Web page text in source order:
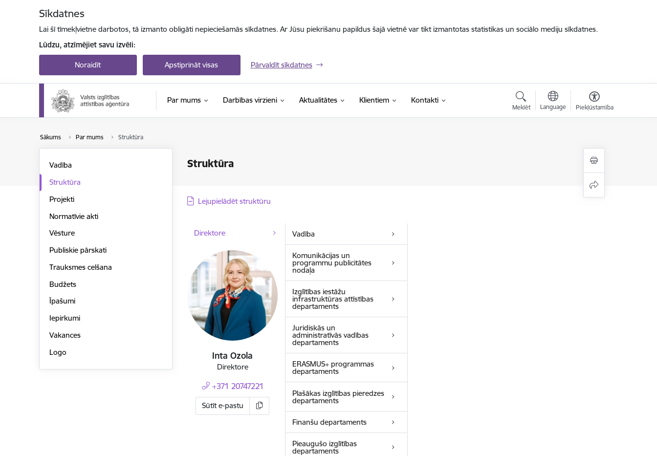
Sīkdatnes
Lai šī tīmekļvietne darbotos, tā izmanto obligāti nepieciešamās sīkdatnes. Ar Jūsu piekrišanu papildus šajā vietnē var tikt izmantotas statistikas un sociālo mediju sīkdatnes.
Lūdzu, atzīmējiet savu izvēli:
Noraidīt Apstiprināt visas Pārvaldīt sīkdatnes
Par mums Darbības virzieni Aktualitātes Klientiem Kontakti
Meklēt Language Piekļūstamība
Sākums Par mums Struktūra
Struktūra
Vadība
Struktūra
Projekti
Normatīvie akti
Vēsture
Publiskie pārskati
Trauksmes celšana
Budžets
Īpašumi
Iepirkumi
Vakances
Logo
Lejupielādēt struktūru
Direktore
Inta Ozola
Direktore
+371 20747221
Sūtīt e-pastu
Vadība
Komunikācijas un
programmu publicitātes
nodaļa
Izglītības iestāžu
infrastruktūras attīstības
departaments
Juridiskās un
administratīvās vadības
departaments
ERASMUS+ programmas
departaments
Plašākas izglītības pieredzes
departaments
Finanšu departaments
Pieaugušo izglītības
departaments